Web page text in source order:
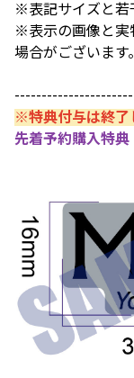
※表記サイズと若
※表示の画像と実
場合がございます。
※特典付与は終了
先着予約購入特